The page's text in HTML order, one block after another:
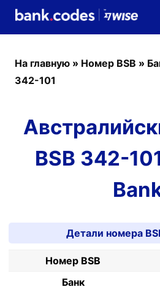
На главную » Номер BSB »
342-101
BSB 342-
Детали номера
Номер BSB
Банк